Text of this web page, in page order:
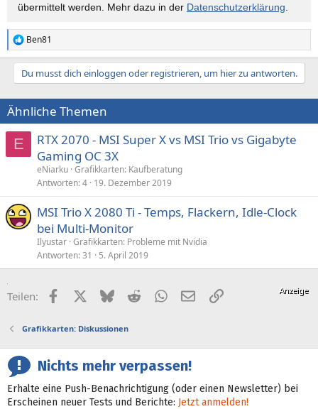
übermittelt werden. Mehr dazu in der Datenschutzerklärung
R
e
a
i
o
n
e
n
:
Ben81
Du musst dich einloggen oder registrieren, um hier zu antworten.
Ähnliche Themen
E
RTX 2070 - MSI Super X vs MSI Trio vs Gigabyte
Gaming OC 3X
eNiarku Grafikkarten: Kaufberatung
Antworten 4 19. Dezember 2019
MSI Trio X 2080 Ti - Temps, Flackern, Idle-Clock
bei Multi-Monitor
Ilyustar Grafikkarten: Probleme mit Nvidia
Antworten 31 5. April 2019
Teilen: FacebookX (Twitter)
BlueskyRedditWhatsApp
E-MailLink
Grafikkarten: Diskussionen
Nichts mehr verpassen!
Erhalte eine Push-Benachrichtigung (oder einen Newsletter) bei
Erscheinen neuer Tests und Berichte: Jetzt anmelden!